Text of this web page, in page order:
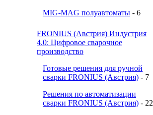
MIG-MAG полуавтоматы - 6
FRONIUS (Австрия) Индустрия
4.0: Цифровое сварочное
производство
Готовые решения для ручной
сварки FRONIUS (Австрия) - 7
Решения по автоматизации
сварки FRONIUS (Австрия) - 22